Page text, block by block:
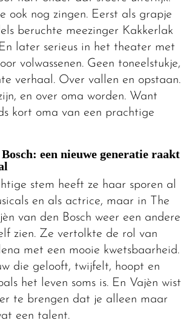
ook nog zingen. Eerst als grapje
beruchte meezinger Kakkerlak
later serieus in het theater met
volwassenen. Geen toneelstukje,
verhaal. Over vallen en opstaan.
en over oma worden. Want
kort oma van een prachtige
een nieuwe generatie raakt
stem heeft ze haar sporen al
en als actrice, maar in The
van den Bosch weer een andere
zien. Ze vertolkte de rol van
met een mooie kwetsbaarheid.
die gelooft, twijfelt, hoopt en
het leven soms is. En Vajèn wist
te brengen dat je alleen maar
een talent.